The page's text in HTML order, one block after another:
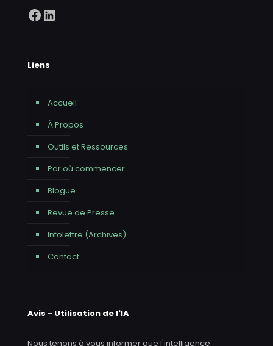
Facebook
LinkedIn
Liens
Accueil
À Propos
Outils et Ressources
Par où commencer
Blogue
Revue de Presse
Infolettre (Archives)
Contact
Avis - Utilisation de l'IA
Nous tenons à vous informer que l'intelligence